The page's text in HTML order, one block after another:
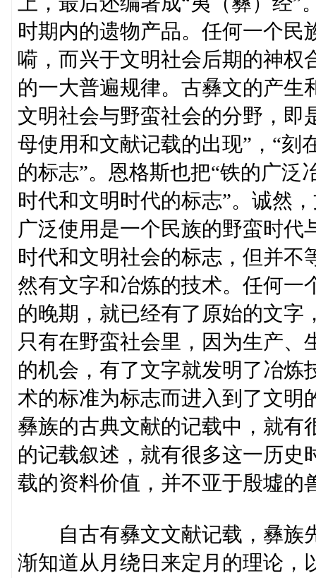
时期内的遗物产品。任何一个民
嗬，而兴于文明社会后期的神权
的一大普遍规律。古彝文的产生
文明社会与野蛮社会的分野，即
母使用和文献记载的出现”，“刻
的标志”。恩格斯也把“铁的广泛
时代和文明时代的标志”。诚然
广泛使用是一个民族的野蛮时代
时代和文明社会的标志，但并不
然有文字和冶炼的技术。任何一
的晚期，就已经有了原始的文字
只有在野蛮社会里，因为生产
的机会，有了文字就发明了冶炼
术的标准为标志而进入到了文明
彝族的古典文献的记载中，就有
的记载叙述，就有很多这一历史
载的资料价值，并不亚于殷墟的
自古有彝文文献记载，彝族
渐知道从月绕日来定月的理论，